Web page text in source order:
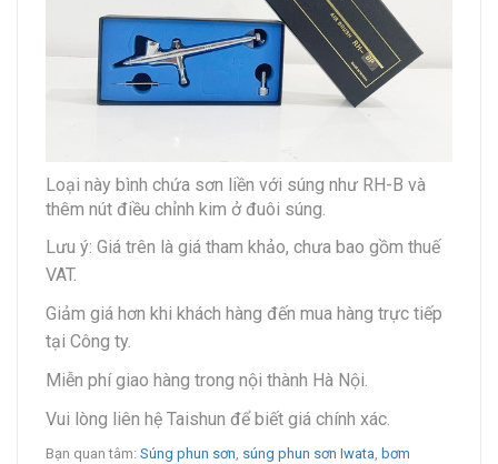
Loại này bình chứa sơn liền với súng như RH-B và
thêm nút điều chỉnh kim ở đuôi súng.
Lưu ý: Giá trên là giá tham khảo, chưa bao gồm thuế
VAT.
Giảm giá hơn khi khách hàng đến mua hàng trực tiếp
tại Công ty.
Miễn phí giao hàng trong nội thành Hà Nội.
Vui lòng liên hệ Taishun để biết giá chính xác.
Bạn quan tâm: Súng phun sơn, súng phun sơn Iwata, bơm